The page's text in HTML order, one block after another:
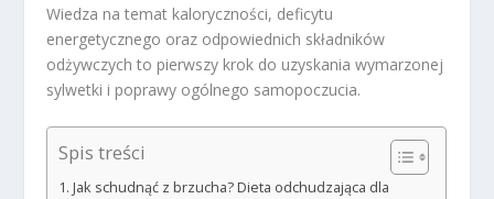
Wiedza na temat kaloryczności, deficytu
energetycznego oraz odpowiednich składników
odżywczych to pierwszy krok do uzyskania wymarzonej
sylwetki i poprawy ogólnego samopoczucia.
Spis treści
Jak schudnąć z brzucha? Dieta odchudzająca dla